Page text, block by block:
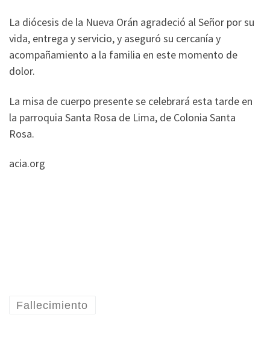
La diócesis de la Nueva Orán agradeció al Señor por su
vida, entrega y servicio, y aseguró su cercanía y
acompañamiento a la familia en este momento de
dolor.
La misa de cuerpo presente se celebrará esta tarde en
la parroquia Santa Rosa de Lima, de Colonia Santa
Rosa.
acia.org
Fallecimiento